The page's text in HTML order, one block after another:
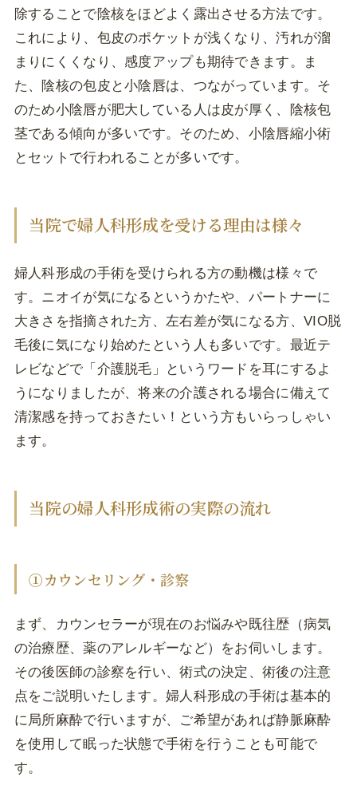
除することで陰核をほどよく露出させる方法です。
これにより、包皮のポケットが浅くなり、汚れが溜
まりにくくなり、感度アップも期待できます。ま
た、陰核の包皮と小陰唇は、つながっています。そ
のため小陰唇が肥大している人は皮が厚く、陰核包
茎である傾向が多いです。そのため、小陰唇縮小術
とセットで行われることが多いです。
当院で婦人科形成を受ける理由は様々
婦人科形成の手術を受けられる方の動機は様々で
す。ニオイが気になるというかたや、パートナーに
大きさを指摘された方、左右差が気になる方、VIO脱
毛後に気になり始めたという人も多いです。最近テ
レビなどで「介護脱毛」というワードを耳にするよ
うになりましたが、将来の介護される場合に備えて
清潔感を持っておきたい！という方もいらっしゃい
ます。
当院の婦人科形成術の実際の流れ
①カウンセリング・診察
まず、カウンセラーが現在のお悩みや既往歴（病気
の治療歴、薬のアレルギーなど）をお伺いします。
その後医師の診察を行い、術式の決定、術後の注意
点をご説明いたします。婦人科形成の手術は基本的
に局所麻酔で行いますが、ご希望があれば静脈麻酔
を使用して眠った状態で手術を行うことも可能で
す。